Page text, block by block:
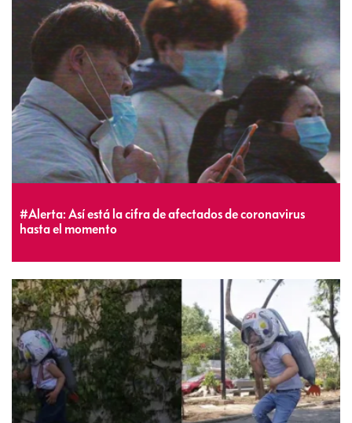
#Alerta: Así está la cifra de afectados de coronavirus
hasta el momento